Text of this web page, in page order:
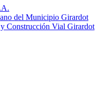
del Municipio Girardot
Construcción Vial Girardot